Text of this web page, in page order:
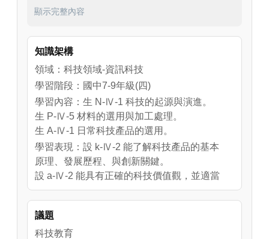
便利的製作椰果。不只如此，科學家也徹底分
商用價值。
顯示完整內容
知識架構
領域：科技領域-資訊科技
學習階段：國中7-9年級(四)
學習內容：生 N-Ⅳ-1 科技的起源與演進。
生 P-Ⅳ-5 材料的選用與加工處理。
生 A-Ⅳ-1 日常科技產品的選用。
學習表現：設 k-Ⅳ-2 能了解科技產品的基本
原理、發展歷程、與創新關鍵。
設 a-Ⅳ-2 能具有正確的科技價值觀，並適當
的選用科技產品。
議題
科技教育